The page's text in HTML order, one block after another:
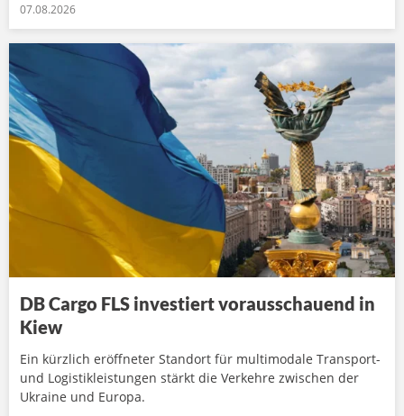
07.08.2026
DB Cargo FLS investiert vorausschauend in
Kiew
Ein kürzlich eröffneter Standort für multimodale Transport-
und Logistikleistungen stärkt die Verkehre zwischen der
Ukraine und Europa.